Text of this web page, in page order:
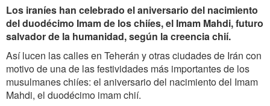
Los iraníes han celebrado el aniversario del nacimiento
del duodécimo Imam de los chiíes, el Imam Mahdi, futuro
salvador de la humanidad, según la creencia chií.
Así lucen las calles en Teherán y otras ciudades de Irán con
motivo de una de las festividades más importantes de los
musulmanes chiíes: el aniversario del nacimiento del Imam
Mahdi, el duodécimo imam chií.